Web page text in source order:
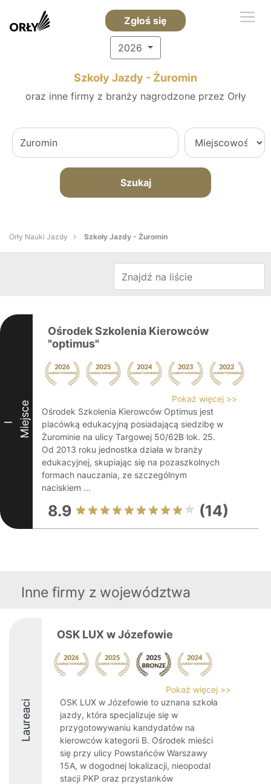
Zgłoś się
2026
Szkoły Jazdy - Żuromin
oraz inne firmy z branży nagrodzone przez Orły
Szukaj
Orły Nauki Jazdy Szkoły Jazdy - Żuromin
I Miejsce
Ośrodek Szkolenia Kierowców
"optimus"
Pokaż więcej >>
Ośrodek Szkolenia Kierowców Optimus jest
placówką edukacyjną posiadającą siedzibę w
Żurominie na ulicy Targowej 50/62B lok. 25.
Od 2013 roku jednostka działa w branży
edukacyjnej, skupiając się na pozaszkolnych
formach nauczania, ze szczególnym
naciskiem ...
8.9 (14)
Inne firmy z województwa
Laureaci
OSK LUX w Józefowie
Pokaż więcej >>
OSK LUX w Józefowie to uznana szkoła
jazdy, która specjalizuje się w
przygotowywaniu kandydatów na
kierowców kategorii B. Ośrodek mieści
się przy ulicy Powstańców Warszawy
15A, w dogodnej lokalizacji, nieopodal
stacji PKP oraz przystanków